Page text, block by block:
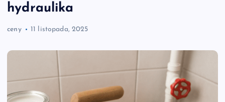
hydraulika
ceny 11 listopada, 2025